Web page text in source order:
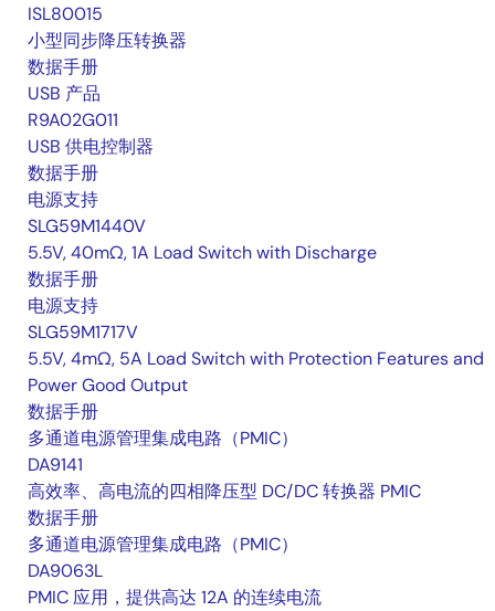
ISL80015
小型同步降压转换器
数据手册
USB 产品
R9A02G011
USB 供电控制器
数据手册
电源支持
SLG59M1440V
5.5V, 40mΩ, 1A Load Switch with Discharge
数据手册
电源支持
SLG59M1717V
5.5V, 4mΩ, 5A Load Switch with Protection Features and
Power Good Output
数据手册
多通道电源管理集成电路（PMIC）
DA9141
高效率、高电流的四相降压型 DC/DC 转换器 PMIC
数据手册
多通道电源管理集成电路（PMIC）
DA9063L
PMIC 应用，提供高达 12A 的连续电流